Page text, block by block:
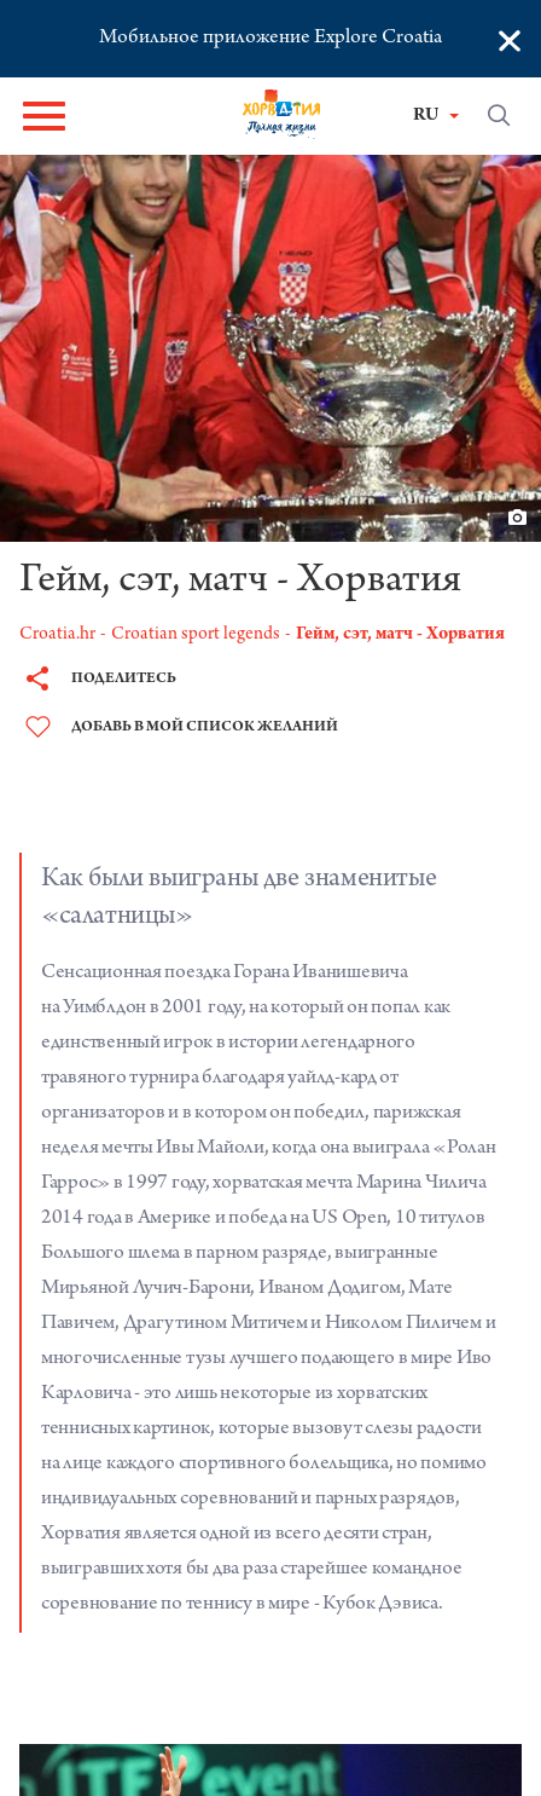
Мобильное приложение Explore Croatia ×
RU
Гейм, сэт, матч - Хорватия
Croatia.hr Croatian sport legends Гейм, сэт, матч - Хорватия
ПОДЕЛИТЕСЬ
ДОБАВЬ В МОЙ СПИСОК ЖЕЛАНИЙ
Как были выиграны две знаменитые
«салатницы»
Сенсационная поездка Горана Иванишевича
на Уимблдон в 2001 году, на который он попал как
единственный игрок в истории легендарного
травяного турнира благодаря уайлд-кард от
организаторов и в котором он победил, парижская
неделя мечты Ивы Майоли, когда она выиграла «Ролан
Гаррос» в 1997 году, хорватская мечта Марина Чилича
2014 года в Америке и победа на US Open, 10 титулов
Большого шлема в парном разряде, выигранные
Мирьяной Лучич-Барони, Иваном Додигом, Мате
Павичем, Драгутином Митичем и Николом Пиличем и
многочисленные тузы лучшего подающего в мире Иво
Карловича - это лишь некоторые из хорватских
теннисных картинок, которые вызовут слезы радости
на лице каждого спортивного болельщика, но помимо
индивидуальных соревнований и парных разрядов,
Хорватия является одной из всего десяти стран,
выигравших хотя бы два раза старейшее командное
соревнование по теннису в мире - Кубок Дэвиса.